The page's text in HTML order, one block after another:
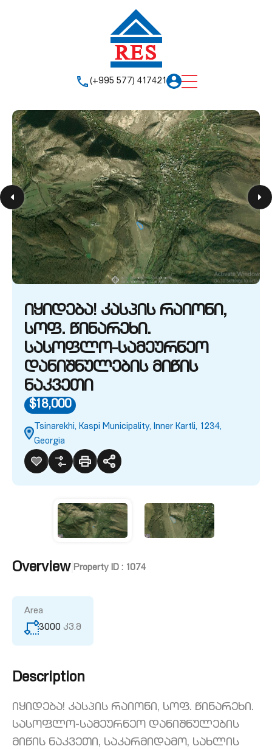
(+995 577) 417421
იყიდება! კასპის რაიონი,
სოფ. წინარეხი.
სასოფლო-სამეურნეო
დანიშნულების მიწის
ნაკვეთი
$18,000
Tsinarekhi, Kaspi Municipality, Inner Kartli, 1234,
Georgia
Overview| Property ID : 1074
Area
3000 კვ.მ
Description
იყიდება! კასპის რაიონი, სოფ. წინარეხი.
სასოფლო-სამეურნეო დანიშნულების
მიწის ნაკვეთი, საკარმიდამო, სახლის